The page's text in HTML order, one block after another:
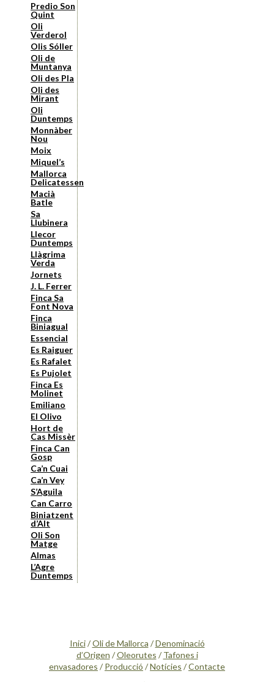
Predio Son
Quint
Oli
Verderol
Olis Sóller
Oli de
Muntanya
Oli des Pla
Oli des
Mirant
Oli
Duntemps
Monnàber
Nou
Moix
Miquel’s
Mallorca
Delicatessen
Macià
Batle
Sa
Llubinera
Llecor
Duntemps
Llàgrima
Verda
Jornets
J. L. Ferrer
Finca Sa
Font Nova
Finca
Biniagual
Essencial
Es Raiguer
Es Rafalet
Es Pujolet
Finca Es
Molinet
Emiliano
El Olivo
Hort de
Cas Missèr
Finca Can
Gosp
Ca’n Cuai
Ca’n Vey
S’Aguila
Can Carro
Biniatzent
d’Alt
Oli Son
Matge
Almas
L’Agre
Duntemps
Inici/Oli de Mallorca /Denominació
d’Origen /Oleorutes / Tafones i
envasadores / Producció /Notícies /Contacte